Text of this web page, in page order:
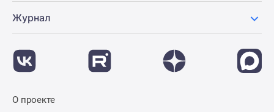
Журнал
О проекте